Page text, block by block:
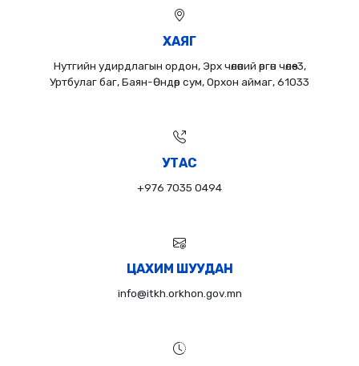
ХАЯГ
Нутгийн удирдлагын ордон, Эрх чөлөөний өргөн чөлөө-3,
Уртбулаг баг, Баян-Өндөр сум, Орхон аймаг, 61033
УТАС
+976 7035 0494
ЦАХИМ ШУУДАН
info@itkh.orkhon.gov.mn